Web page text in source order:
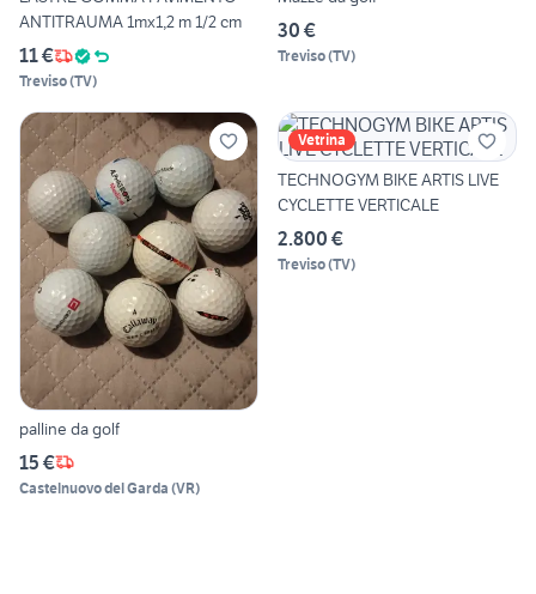
ANTITRAUMA 1mx1,2 m 1/2 cm
11 €
Treviso(TV)
30 €
Treviso(TV)
palline da golf
15 €
Castelnuovo del Garda (VR)
Vetrina
TECHNOGYM BIKE ARTIS LIVE
CYCLETTE VERTICALE
2.800 €
Treviso(TV)